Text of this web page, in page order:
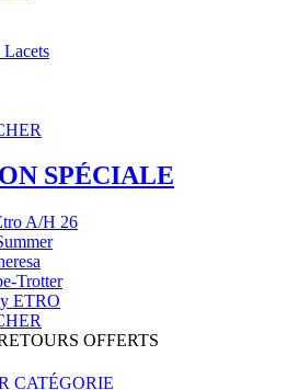
Lacets
SPÉCIALE
A/H 26
Trotter
ETRO
OFFERTS
CATÉGORIE